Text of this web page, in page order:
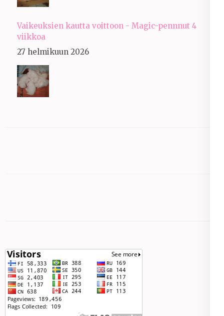
Vaikeuksien kautta voittoon - Magic-pennnut 4
viikkoa
27 helmikuun 2026